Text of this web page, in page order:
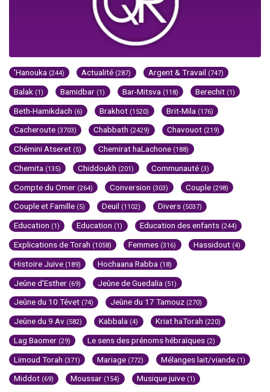
'Hanouka (244) Actualité (287) Argent & Travail (747)
Balak (1) Bamidbar (1) Bar-Mitsva (118) Berechit (1)
Beth-Hamikdach (6) Brakhot (1520) Brit-Mila (176)
Cacheroute (3703) Chabbath (2429) Chavouot (219)
Chémini Atseret (5) Chemirat haLachone (188)
Chemita (135) Chiddoukh (201) Communauté (3)
Compte du Omer (264) Conversion (303) Couple (298)
Couple et Famille (5) Deuil (1102) Divers (5037)
Education (1) Education (1) Education des enfants (244)
Explications de Torah (1058) Femmes (316) Hassidout (4)
Histoire Juive (189) Hochaana Rabba (18)
Jeûne d'Esther (69) Jeûne de Guedalia (51)
Jeûne du 10 Tévet (74) Jeûne du 17 Tamouz (270)
Jeûne du 9 Av (582) Kabbala (4) Kriat haTorah (220)
Lag Baomer (29) Le sens des prénoms hébraïques (2)
Limoud Torah (371) Mariage (772) Mélanges lait/viande (1)
Middot (69) Moussar (154) Musique juive (1)